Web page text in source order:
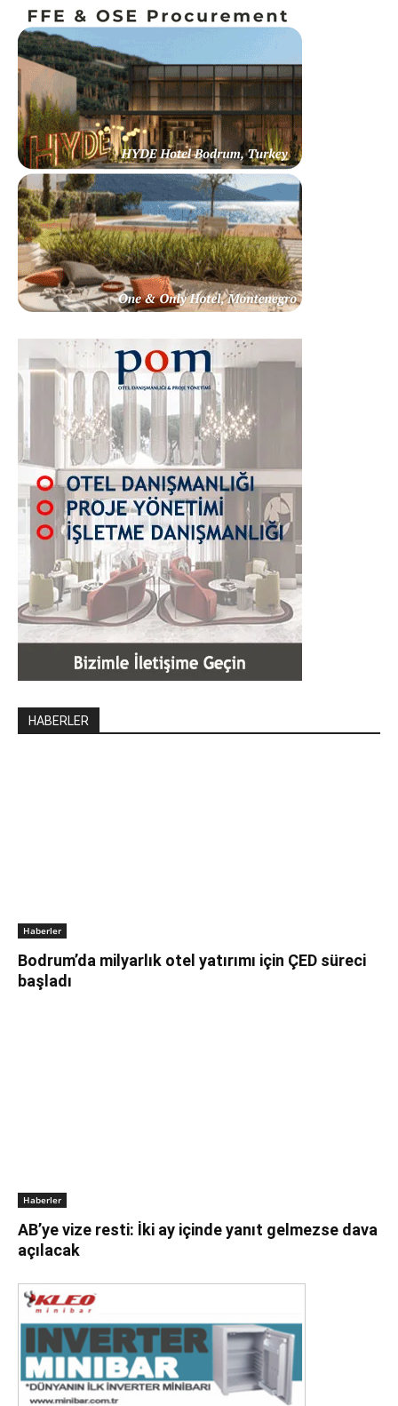
HABERLER
Haberler
Bodrum’da milyarlık otel yatırımı için ÇED süreci
başladı
Haberler
AB’ye vize resti: İki ay içinde yanıt gelmezse dava
açılacak